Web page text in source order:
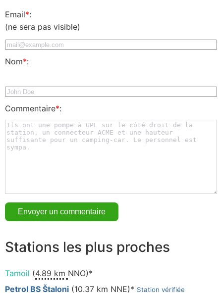
Email*:
(ne sera pas visible)
Nom*:
Commentaire*:
Stations les plus proches
Tamoil (4.89 km NNO)*
Petrol BS Štaloni (10.37 km NNE)* Station vérifiée